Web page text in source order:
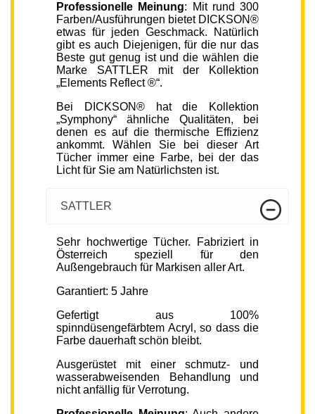
Professionelle Meinung: Mit rund 300
Farben/Ausführungen bietet DICKSON®
etwas für jeden Geschmack. Natürlich
gibt es auch Diejenigen, für die nur das
Beste gut genug ist und die wählen die
Marke SATTLER mit der Kollektion
„Elements Reflect ®“.
Bei DICKSON® hat die Kollektion
„Symphony“ ähnliche Qualitäten, bei
denen es auf die thermische Effizienz
ankommt. Wählen Sie bei dieser Art
Tücher immer eine Farbe, bei der das
Licht für Sie am Natürlichsten ist.
SATTLER
Sehr hochwertige Tücher. Fabriziert in
Österreich speziell für den
Außengebrauch für Markisen aller Art.
Garantiert: 5 Jahre
Gefertigt aus 100%
spinndüsengefärbtem Acryl, so dass die
Farbe dauerhaft schön bleibt.
Ausgerüstet mit einer schmutz- und
wasserabweisenden Behandlung und
nicht anfällig für Verrotung.